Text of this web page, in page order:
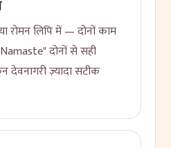
रोमन लिपि में — दोनों काम
दोनों से सही
देवनागरी ज़्यादा सटीक